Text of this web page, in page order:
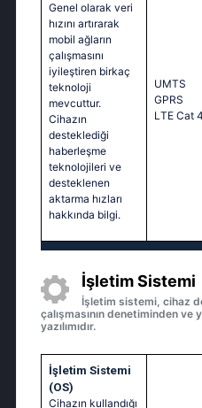
Genel olarak veri
hızını artırarak
mobil ağların
çalışmasını
iyileştiren birkaç
teknoloji
mevcuttur.
Cihazın
desteklediği
haberleşme
teknolojileri ve
desteklenen
aktarma hızları
hakkında bilgi.
UМТS
GРRS
LТЕ Саt 4
İşletim Sistemi
İşletim sistemi, cihaz
çalışmasının denetiminden
yazılımıdır.
İşletim Sistemi
(OS)
Cihazın kullandığı